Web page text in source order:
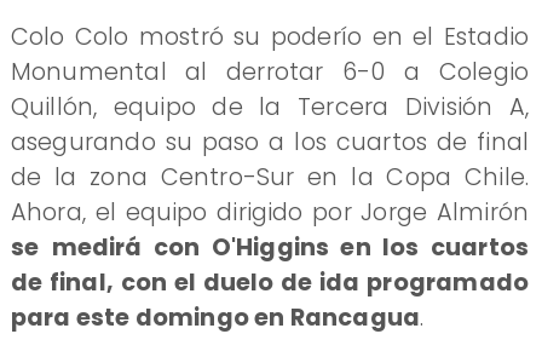
Colo Colo mostró su poderío en el Estadio
Monumental al derrotar 6-0 a Colegio
Quillón, equipo de la Tercera División A,
asegurando su paso a los cuartos de final
de la zona Centro-Sur en la Copa Chile.
Ahora, el equipo dirigido por Jorge Almirón
se medirá con O'Higgins en los cuartos
de final, con el duelo de ida programado
para este domingo en Rancagua.